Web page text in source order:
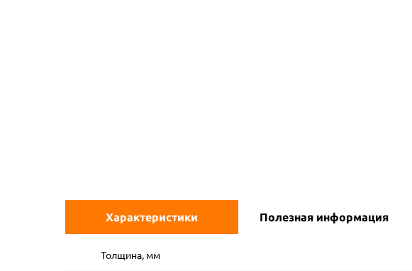
Характеристики Полезная информация
Толщина, мм